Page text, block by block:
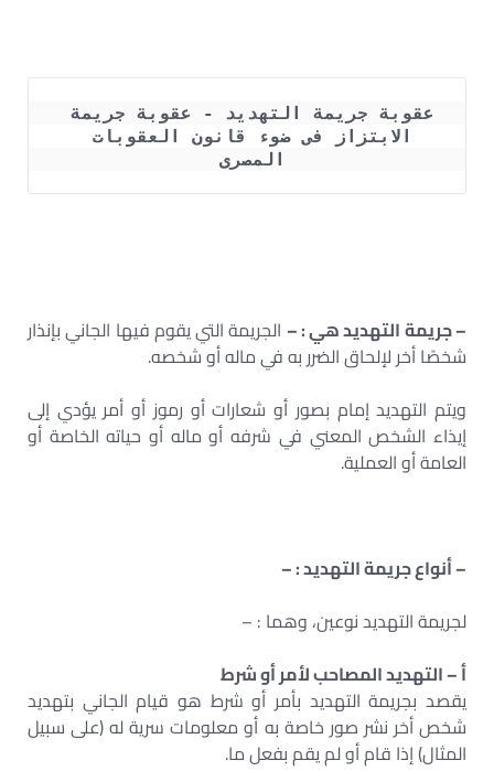
المصرى
– جريمة التهديد هي : – الجريمة التي يقوم فيها الجاني بإنذار
شخصًا أخر لإلحاق الضرر به في ماله أو شخصه.
ويتم التهديد إمام بصور أو شعارات أو رموز أو أمر يؤدي إلى
إيذاء الشخص المعني في شرفه أو ماله أو حياته الخاصة أو
العامة أو العملية.
– أنواع جريمة التهديد : –
لجريمة التهديد نوعين، وهما : –
أ – التهديد المصاحب لأمر أو شرط
يقصد بجريمة التهديد بأمر أو شرط هو قيام الجاني بتهديد
شخص أخر نشر صور خاصة به أو معلومات سرية له (على سبيل
المثال) إذا قام أو لم يقم بفعل ما.